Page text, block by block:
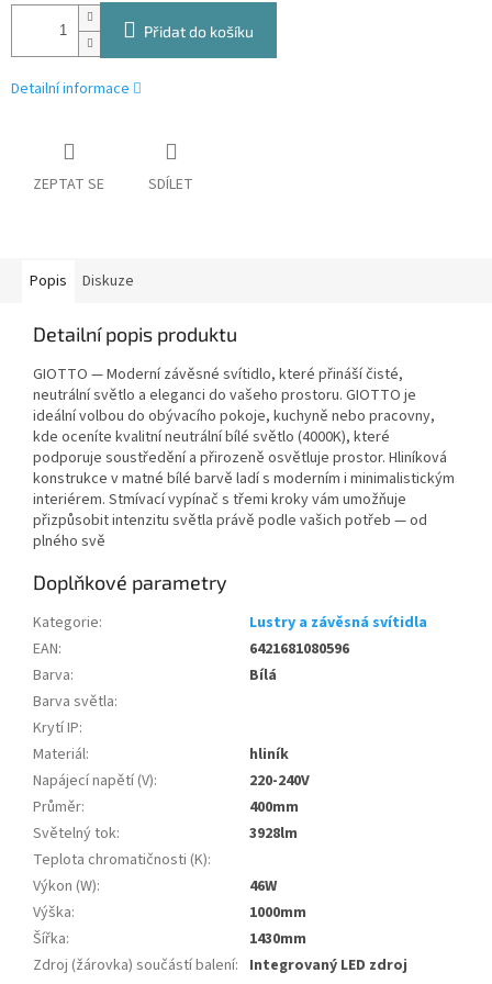
Přidat do košíku
Detailní informace
ZEPTAT SE SDÍLET
Popis Diskuze
Detailní popis produktu
GIOTTO — Moderní závěsné svítidlo, které přináší čisté,
neutrální světlo a eleganci do vašeho prostoru. GIOTTO je
ideální volbou do obývacího pokoje, kuchyně nebo pracovny,
kde oceníte kvalitní neutrální bílé světlo (4000K), které
podporuje soustředění a přirozeně osvětluje prostor. Hliníková
konstrukce v matné bílé barvě ladí s moderním i minimalistickým
interiérem. Stmívací vypínač s třemi kroky vám umožňuje
přizpůsobit intenzitu světla právě podle vašich potřeb — od
plného svě
Doplňkové parametry
Kategorie:
Lustry a závěsná svítidla
EAN:
6421681080596
Barva:
Bílá
Barva světla:
Krytí IP:
Materiál:
hliník
Napájecí napětí (V):
220-240V
Průměr:
400mm
Světelný tok:
3928lm
Teplota chromatičnosti (K):
Výkon (W):
46W
Výška:
1000mm
Šířka:
1430mm
Zdroj (žárovka) součástí balení: Integrovaný LED zdroj